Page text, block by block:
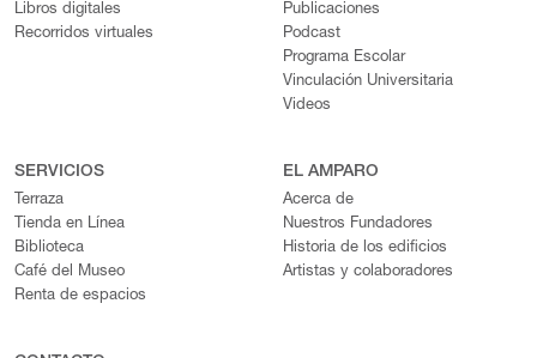
Libros digitales
Recorridos virtuales
Publicaciones
Podcast
Programa Escolar
Vinculación Universitaria
Videos
SERVICIOS
Terraza
Tienda en Línea
Biblioteca
Café del Museo
Renta de espacios
EL AMPARO
Acerca de
Nuestros Fundadores
Historia de los edificios
Artistas y colaboradores